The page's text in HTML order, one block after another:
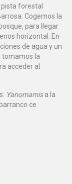
forestal
Cogemos la
para llegar
horizontal. En
de agua y un
tomamos la
acceder al
Yanomamisa la
ce